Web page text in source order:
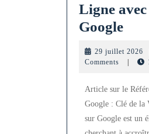
Ligne
Google
29 juillet 2026
Comments
Article sur le
Google : Clé de la
sur Google est un